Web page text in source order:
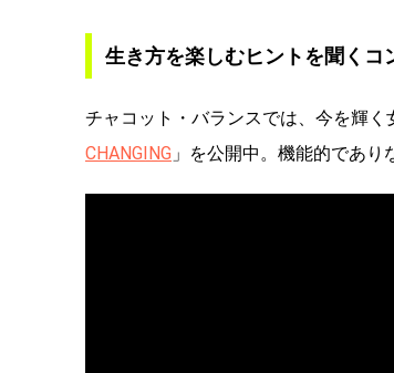
生き方を楽しむヒントを聞くコ
チャコット・バランスでは、今を輝
CHANGING 」を公開中。機能的であり